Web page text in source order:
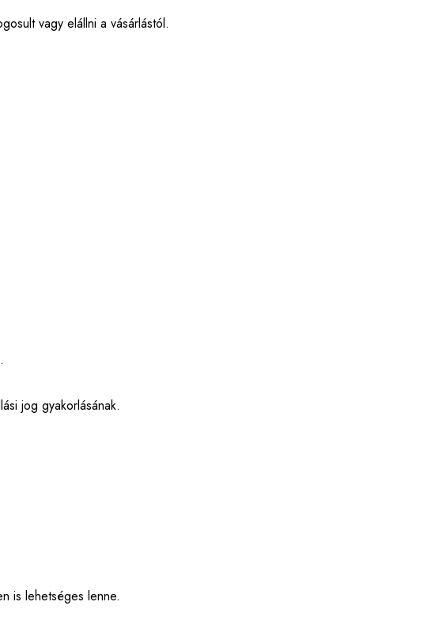
vagy elállni a vásárlástól.
jog gyakorlásának.
is lehetséges lenne.